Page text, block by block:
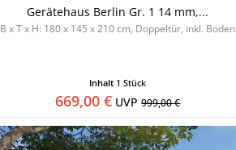
Gerätehaus Berlin Gr. 1 14 mm,...
B x T x H: 180 x 145 x 210 cm, Doppeltür, inkl. Boden
Inhalt 1 Stück
669,00 € UVP999,00 €